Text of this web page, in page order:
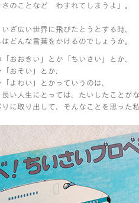
さのことなど わすれてしまうよ」。
ざ広い世界に飛びたとうとする時、
どんな言葉をかけるのでしょうか。
おおきい」とか「ちいさい」とか、
おそい」とか、
「よわい」とかっていうのは、
長い人生にとっては、たいしたことが
りに取り出して、そんなことを思った